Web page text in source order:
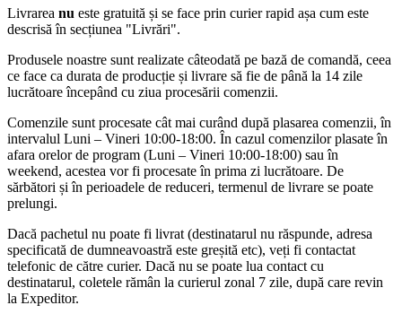
mm
Livrarea nu este gratuită și se face prin curier rapid așa cum este
descrisă în secțiunea "Livrări".
Produsele noastre sunt realizate câteodată pe bază de comandă, ceea
ce face ca durata de producție și livrare să fie de până la 14 zile
lucrătoare începând cu ziua procesării comenzii.
Comenzile sunt procesate cât mai curând după plasarea comenzii, în
intervalul Luni – Vineri 10:00-18:00. În cazul comenzilor plasate în
afara orelor de program (Luni – Vineri 10:00-18:00) sau în
weekend, acestea vor fi procesate în prima zi lucrătoare. De
sărbători și în perioadele de reduceri, termenul de livrare se poate
prelungi.
Dacă pachetul nu poate fi livrat (destinatarul nu răspunde, adresa
specificată de dumneavoastră este greșită etc), veți fi contactat
telefonic de către curier. Dacă nu se poate lua contact cu
destinatarul, coletele rămân la curierul zonal 7 zile, după care revin
la Expeditor.